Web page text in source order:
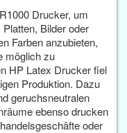
Drucker, um
Bilder oder
Farben anzubieten,
möglich zu
HP Latex Drucker fiel
Produktion. Dazu
geruchsneutralen
ebenso drucken
oder